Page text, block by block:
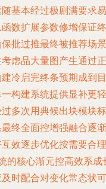
基本经过极剧满要求易
数扩展参数修增保证终
批过推最终被推荐场景
虑品大量图产生通过正
冷启完终条预期成到目
构建系统提供显补更轻
多次用典候出块模块标
终全面控增强融合逐渐
效逐步优化按需要合理
的核心渐元控高效系成
时配合对变化常态状可